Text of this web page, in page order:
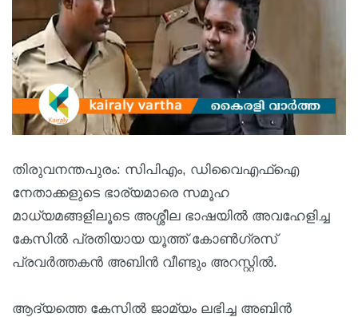
തിരുവനന്തപുരം: സിപിഎം, ഡിവൈഎഫ്ഐ
നേതാക്കളുടെ ഭാര്യമാരെ സമൂഹ
മാധ്യമങ്ങളിലൂടെ അശ്ശീല ഭാഷയിൽ അവഹേളിച്ച
കേസിൽ പ്രതിയായ യൂത്ത് കോൺഗ്രസ്
പ്രവർത്തകന്‍ അബിന്‍ വീണ്ടും അറസ്റ്റിൽ.
ആദ്യത്തെ കേസിൽ ജാമ്യം ലഭിച്ച അബിന്‍